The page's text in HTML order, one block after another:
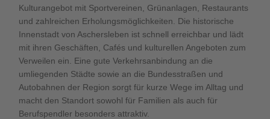
Kulturangebot mit Sportvereinen, Grünanlagen, Restaurants
und zahlreichen Erholungsmöglichkeiten. Die historische
Innenstadt von Aschersleben ist schnell erreichbar und lädt
mit ihren Geschäften, Cafés und kulturellen Angeboten zum
Verweilen ein. Eine gute Verkehrsanbindung an die
umliegenden Städte sowie an die Bundesstraßen und
Autobahnen der Region sorgt für kurze Wege im Alltag und
macht den Standort sowohl für Familien als auch für
Berufspendler besonders attraktiv.